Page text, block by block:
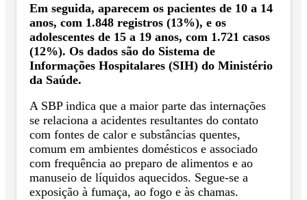
Em seguida, aparecem os pacientes de 10 a 14
anos, com 1.848 registros (13%), e os
adolescentes de 15 a 19 anos, com 1.721 casos
(12%). Os dados são do Sistema de
Informações Hospitalares (SIH) do Ministério
da Saúde.
A SBP indica que a maior parte das internações
se relaciona a acidentes resultantes do contato
com fontes de calor e substâncias quentes,
comum em ambientes domésticos e associado
com frequência ao preparo de alimentos e ao
manuseio de líquidos aquecidos. Segue-se a
exposição à fumaça, ao fogo e às chamas.